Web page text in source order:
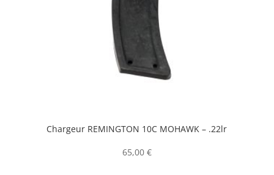
Chargeur REMINGTON 10C MOHAWK – .22lr
65,00 €